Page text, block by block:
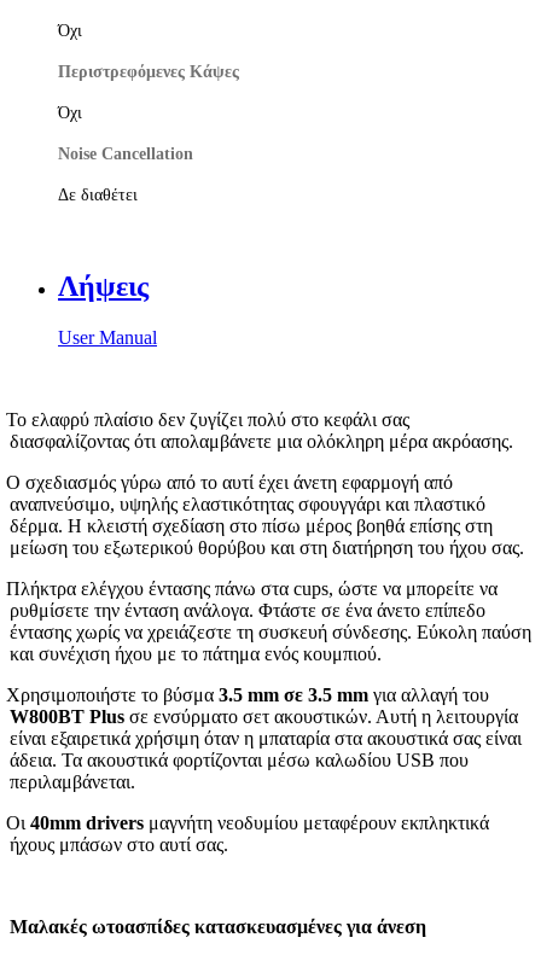
Όχι
Περιστρεφόμενες Κάψες
Όχι
Noise Cancellation
Δε διαθέτει
Λήψεις
User Manual
Το ελαφρύ πλαίσιο δεν ζυγίζει πολύ στο κεφάλι σας
διασφαλίζοντας ότι απολαμβάνετε μια ολόκληρη μέρα ακρόασης.
Ο σχεδιασμός γύρω από το αυτί έχει άνετη εφαρμογή από
αναπνεύσιμο, υψηλής ελαστικότητας σφουγγάρι και πλαστικό
δέρμα. Η κλειστή σχεδίαση στο πίσω μέρος βοηθά επίσης στη
μείωση του εξωτερικού θορύβου και στη διατήρηση του ήχου σας.
Πλήκτρα ελέγχου έντασης πάνω στα cups, ώστε να μπορείτε να
ρυθμίσετε την ένταση ανάλογα. Φτάστε σε ένα άνετο επίπεδο
έντασης χωρίς να χρειάζεστε τη συσκευή σύνδεσης. Εύκολη παύση
και συνέχιση ήχου με το πάτημα ενός κουμπιού.
Χρησιμοποιήστε το βύσμα 3.5 mm σε 3.5 mm για αλλαγή του
W800BT Plus σε ενσύρματο σετ ακουστικών. Αυτή η λειτουργία
είναι εξαιρετικά χρήσιμη όταν η μπαταρία στα ακουστικά σας είναι
άδεια. Τα ακουστικά φορτίζονται μέσω καλωδίου USB που
περιλαμβάνεται.
Οι 40mm drivers μαγνήτη νεοδυμίου μεταφέρουν εκπληκτικά
ήχους μπάσων στο αυτί σας.
Μαλακές ωτοασπίδες κατασκευασμένες για άνεση